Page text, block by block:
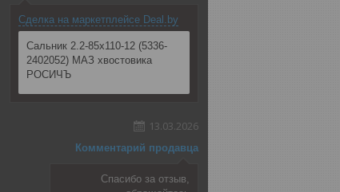
Сделка на маркетплейсе Deal.by
Сальник 2.2-85х110-12 (5336-
2402052) МАЗ хвостовика
РОСИЧЪ
13.03.2026
Комментарий продавца
Спасибо за отзыв,